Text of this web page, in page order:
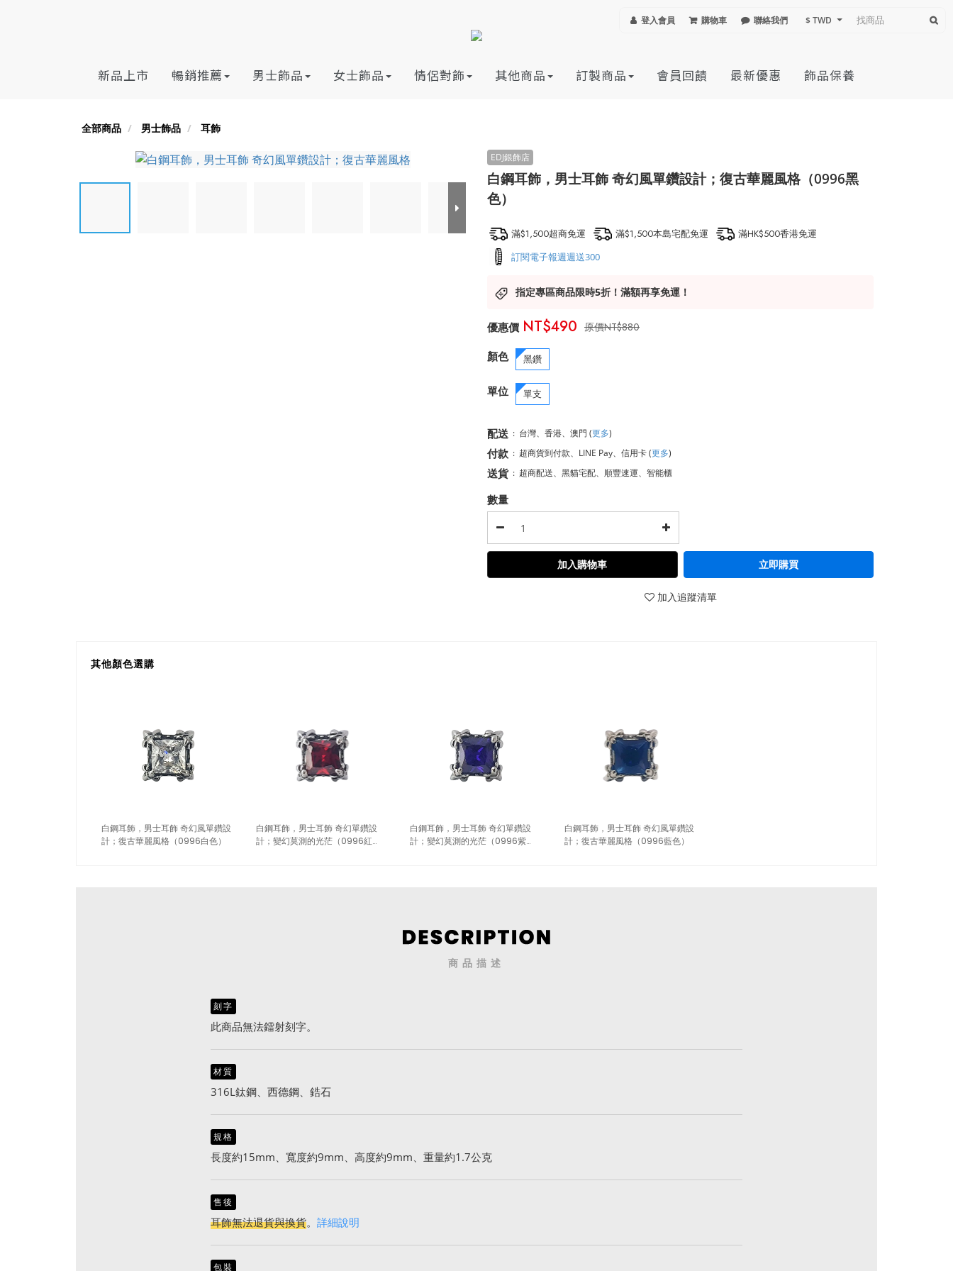
登入會員 購物車 聯絡我們 $ TWD
新品上市 暢銷推薦 男士飾品 女士飾品 情侶對飾 其他商品 訂製商品 會員回饋 最新優惠 飾品保養
全部商品 男士飾品 耳飾
白鋼耳飾，男士耳飾 奇幻風單鑽設計；復古華麗風格（0996黑
色）
滿$1,500超商免運 滿$1,500本島宅配免運 滿HK$500香港免運
訂閱電子報週週送300
指定專區商品限時5折！滿額再享免運！
NT$880
NT$490
顏色 黑鑽
單位 單支
配送 : 台灣、香港、澳門 (更多)
付款 : 超商貨到付款、LINE Pay、信用卡(更多)
送貨 : 超商配送、黑貓宅配、順豐速運、智能櫃
數量
加入購物車 立即購買
加入追蹤清單
其他顏色選購
白鋼耳飾，男士耳飾 奇幻風單鑽設
計；復古華麗風格（0996白色）
白鋼耳飾，男士耳飾 奇幻單鑽設
計；變幻莫測的光茫（0996紅
白鋼耳飾，男士耳飾 奇幻單鑽設
計；變幻莫測的光茫（0996紫
白鋼耳飾，男士耳飾 奇幻風單鑽設
計；復古華麗風格（0996藍色）
商品描述
刻字
此商品無法鐳射刻字。
材質
316L鈦鋼、西德鋼、鋯石
規格
長度約15mm、寬度約9mm、高度約9mm、重量約1.7公克
售後
耳飾無法退貨與換貨。 詳細說明
包裝